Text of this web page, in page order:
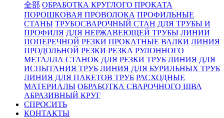
全部 ОБРАБОТКА КРУГЛОГО ПРОКАТА
ПОРОШКОВАЯ ПРОВОЛОКА ПРОФИЛЬНЫЕ
СТАНЫ ТРУБОСВАРОЧНЫЙ СТАН ДЛЯ ТРУБЫ И
ПРОФИЛЯ ДЛЯ НЕРЖАВЕЮЩЕЙ ТРУБЫ ЛИНИИ
ПОПЕРЕЧНОЙ РЕЗКИ ПРОКАТНЫЕ ВАЛКИ ЛИНИЯ
ПРОДОЛЬНОЙ РЕЗКИ РЕЗКА РУЛОННОГО
МЕТАЛЛА СТАНОК ДЛЯ РЕЗКИ ТРУБ ЛИНИЯ ДЛЯ
ИСПЫТАНИЯ ТРУБ ЛИНИЯ ДЛЯ БУРИЛЬНЫХ ТРУБ
ЛИНИЯ ДЛЯ ПАКЕТОВ ТРУБ РАСХОДНЫЕ
МАТЕРИАЛЫ OБРАБОТКА СВАРОЧНОГО ШВА
АБРАЗИВНЫЙ КРУГ
СПРОСИТЬ
КОНТАКТЫ